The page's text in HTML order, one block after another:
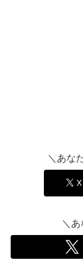
＼あな
X
＼